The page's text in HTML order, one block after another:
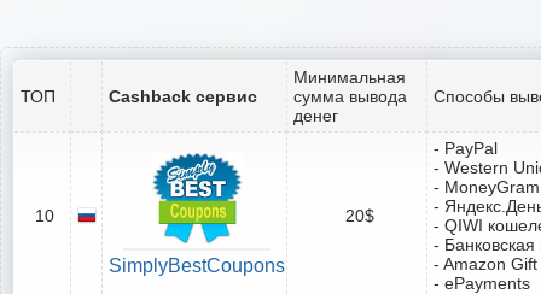
ТОП Cashback сервис
Минимальная
сумма вывода
денег
Способы
10
SimplyBestCoupons
20$
- PayPal
- Western
- MoneyGram
-
- QIWI
-
- Amazon
- ePayments